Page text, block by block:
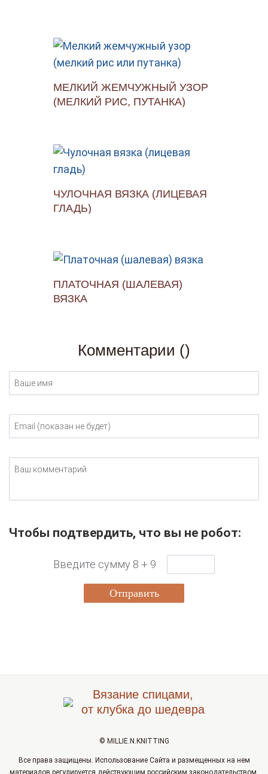
МЕЛКИЙ ЖЕМЧУЖНЫЙ УЗОР
(МЕЛКИЙ РИС, ПУТАНКА)
ЧУЛОЧНАЯ ВЯЗКА (ЛИЦЕВАЯ
ГЛАДЬ)
ПЛАТОЧНАЯ (ШАЛЕВАЯ)
ВЯЗКА
Комментарии ()
Ваше имя
Email (показан не будет)
Ваш комментарий
Чтобы подтвердить, что вы не робот:
Введите сумму 8 + 9
Отправить
Вязание спицами,
от клубка до шедевра
© MILLIE.N.KNITTING
Все права защищены. Использование Сайта и размещенных на нем
материалов регулируется действующим российским законодательством,